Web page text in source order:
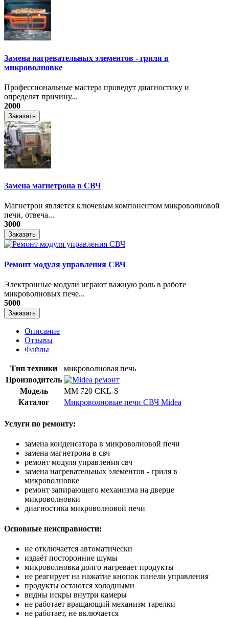
Замена нагревательных элементов - гриля в
микроволновке
Профессиональные мастера проведут диагностику и
определят причину...
2000
Заказать
Замена магнетрона в СВЧ
Магнетрон является ключевым компонентом микроволновой
печи, отвеча...
3000
Заказать
Ремонт модуля управления СВЧ
​Электронные модули играют важную роль в работе
микроволновых пече...
5000
Заказать
Описание
Отзывы
Файлы
Тип техники
микроволновая печь
Производитель
Модель
MM 720 CKL-S
Каталог
Микроволновые печи СВЧ Midea
Услуги по ремонту:
замена конденсатора в микроволновой печи
замена магнетрона в свч
ремонт модуля управления свч
замена нагревательных элементов - гриля в
микроволновке
ремонт запирающего механизма на дверце
микроволновки
диагностика микроволновой печи
Основные неисправности:
не отключается автоматически
издаёт посторонние шумы
микроволновка долго нагревает продукты
не реагирует на нажатие кнопок панели управления
продукты остаются холодными
видны искры внутри камеры
не работает вращающий механизм тарелки
не работает, не включается